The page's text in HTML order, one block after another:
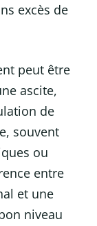
excès de
peut être
ascite,
de
souvent
ou
entre
et une
niveau